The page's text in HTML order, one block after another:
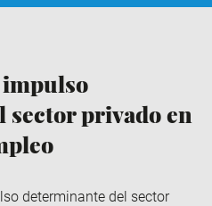
impulso
privado en
determinante del sector